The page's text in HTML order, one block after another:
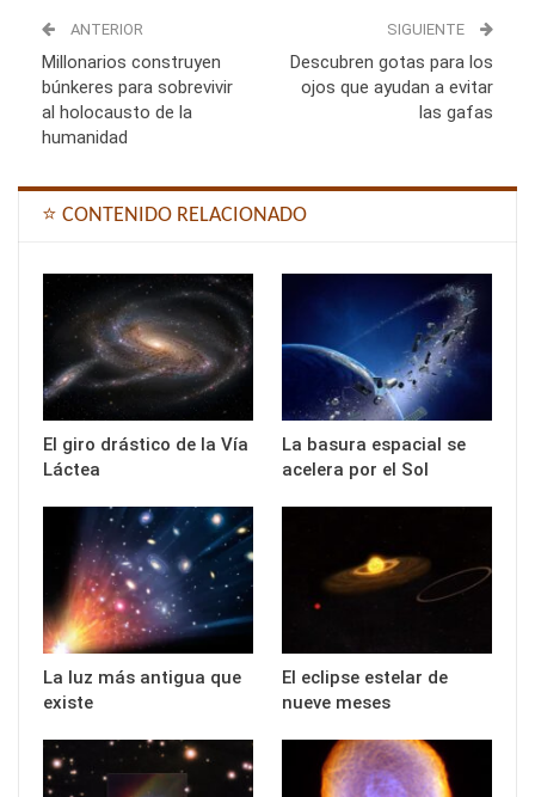
ANTERIOR
Millonarios construyen
búnkeres para sobrevivir
al holocausto de la
humanidad
SIGUIENTE
Descubren gotas para los
ojos que ayudan a evitar
las gafas
⭐ CONTENIDO RELACIONADO
El giro drástico de la Vía
Láctea
La basura espacial se
acelera por el Sol
La luz más antigua que
existe
El eclipse estelar de
nueve meses